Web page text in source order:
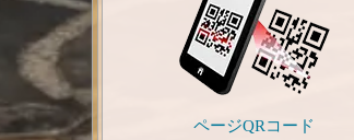
ページQRコード